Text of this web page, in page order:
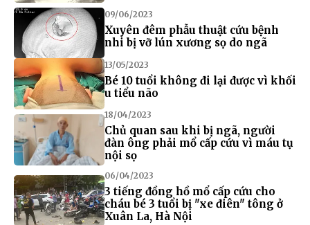
09/06/2023
Xuyên đêm phẫu thuật cứu bệnh
nhi bị vỡ lún xương sọ do ngã
13/05/2023
Bé 10 tuổi không đi lại được vì khối
u tiểu não
18/04/2023
Chủ quan sau khi bị ngã, người
đàn ông phải mổ cấp cứu vì máu tụ
nội sọ
06/04/2023
3 tiếng đồng hồ mổ cấp cứu cho
cháu bé 3 tuổi bị "xe điên" tông ở
Xuân La, Hà Nội